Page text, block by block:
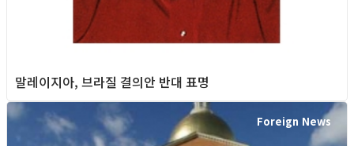
말레이지아, 브라질 결의안 반대 표명
Foreign News